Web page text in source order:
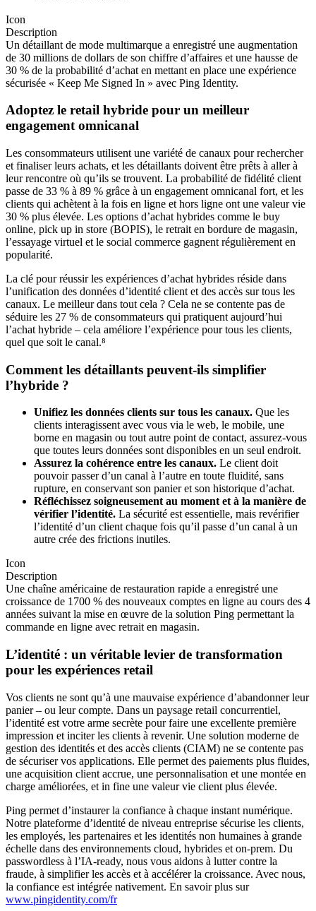
Icon
Description
Un détaillant de mode multimarque a enregistré une augmentation
de 30 millions de dollars de son chiffre d’affaires et une hausse de
30 % de la probabilité d’achat en mettant en place une expérience
sécurisée « Keep Me Signed In » avec Ping Identity.
Adoptez le retail hybride pour un meilleur
engagement omnicanal
Les consommateurs utilisent une variété de canaux pour rechercher
et finaliser leurs achats, et les détaillants doivent être prêts à aller à
leur rencontre où qu’ils se trouvent. La probabilité de fidélité client
passe de 33 % à 89 % grâce à un engagement omnicanal fort, et les
clients qui achètent à la fois en ligne et hors ligne ont une valeur vie
30 % plus élevée. Les options d’achat hybrides comme le buy
online, pick up in store (BOPIS), le retrait en bordure de magasin,
l’essayage virtuel et le social commerce gagnent régulièrement en
popularité.
La clé pour réussir les expériences d’achat hybrides réside dans
l’unification des données d’identité client et des accès sur tous les
canaux. Le meilleur dans tout cela ? Cela ne se contente pas de
séduire les 27 % de consommateurs qui pratiquent aujourd’hui
l’achat hybride – cela améliore l’expérience pour tous les clients,
quel que soit le canal.⁸
Comment les détaillants peuvent-ils simplifier
l’hybride ?
Unifiez les données clients sur tous les canaux. Que les
clients interagissent avec vous via le web, le mobile, une
borne en magasin ou tout autre point de contact, assurez-vous
que toutes leurs données sont disponibles en un seul endroit.
Assurez la cohérence entre les canaux. Le client doit
pouvoir passer d’un canal à l’autre en toute fluidité, sans
rupture, en conservant son panier et son historique d’achat.
Réfléchissez soigneusement au moment et à la manière de
vérifier l’identité. La sécurité est essentielle, mais revérifier
l’identité d’un client chaque fois qu’il passe d’un canal à un
autre crée des frictions inutiles.
Icon
Description
Une chaîne américaine de restauration rapide a enregistré une
croissance de 1700 % des nouveaux comptes en ligne au cours des 4
années suivant la mise en œuvre de la solution Ping permettant la
commande en ligne avec retrait en magasin.
L’identité : un véritable levier de transformation
pour les expériences retail
Vos clients ne sont qu’à une mauvaise expérience d’abandonner leur
panier – ou leur compte. Dans un paysage retail concurrentiel,
l’identité est votre arme secrète pour faire une excellente première
impression et inciter les clients à revenir. Une solution moderne de
gestion des identités et des accès clients (CIAM) ne se contente pas
de sécuriser vos applications. Elle permet des paiements plus fluides,
une acquisition client accrue, une personnalisation et une montée en
charge améliorées, et in fine une valeur vie client plus élevée.
Ping permet d’instaurer la confiance à chaque instant numérique.
Notre plateforme d’identité de niveau entreprise sécurise les clients,
les employés, les partenaires et les identités non humaines à grande
échelle dans des environnements cloud, hybrides et on-prem. Du
passwordless à l’IA-ready, nous vous aidons à lutter contre la
fraude, à simplifier les accès et à accélérer la croissance. Avec nous,
la confiance est intégrée nativement. En savoir plus sur
www.pingidentity.com/fr